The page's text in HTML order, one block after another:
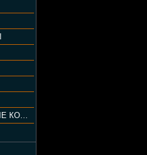
КРИМИНАЛЬНЫЕ КОМЕДИИ